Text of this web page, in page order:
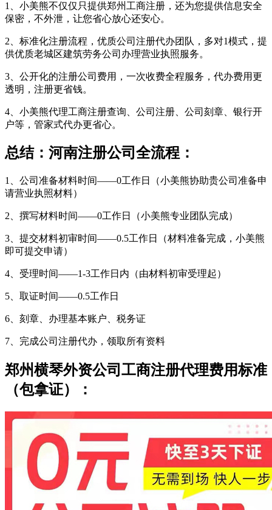
1、小美熊不仅仅只提供郑州工商注册，还为您提供信息安全
保密，不外泄，让您省心放心还安心。
2、标准化注册流程，优质公司注册代办团队，多对1模式，提
供优质老城区建筑劳务公司办理营业执照服务。
3、公开化的注册公司费用，一次收费全程服务，代办费用更
透明，注册更省钱。
4、小美熊代理工商注册查询、公司注册、公司刻章、银行开
户等，管家式代办更省心。
总结：河南注册公司全流程：
1、公司准备材料时间――0工作日（小美熊协助贵公司准备申
请营业执照材料）
2、撰写材料时间――0工作日（小美熊专业团队完成）
3、提交材料初审时间――0.5工作日（材料准备完成，小美熊
即可提交申请）
4、受理时间――1-3工作日内（由材料初审受理起）
5、取证时间――0.5工作日
6、刻章、办理基本账户、税务证
7、完成公司注册代办，领取所有资料
郑州横琴外资公司工商注册代理费用标准
（包拿证）：